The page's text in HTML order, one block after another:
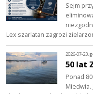
Sejm
Lex szarlatan zagrozi
2026-07-23,
50 lat
Ponad
Miedwia.